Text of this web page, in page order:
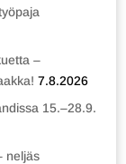
–
7.8.2026
15.–28.9.
neljäs